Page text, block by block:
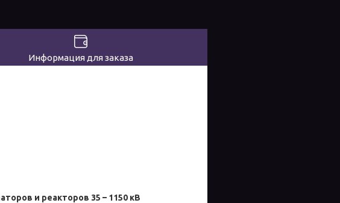
Информация для заказа
и реакторов 35 – 1150 кВ